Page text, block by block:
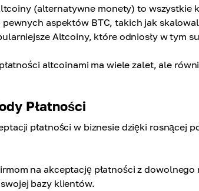
(alternatywne monety) to wszystkie
aspektów BTC, takich jak
Altcoiny, które odniosły w tym
altcoinami ma wiele zalet, ale
Płatności
płatności w biznesie dzięki rosnącej
na akceptację płatności z dowolnego
bazy klientów.